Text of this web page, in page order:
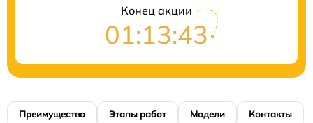
Конец акции
01:13:42
Преимущества Этапы работ Модели Контакты